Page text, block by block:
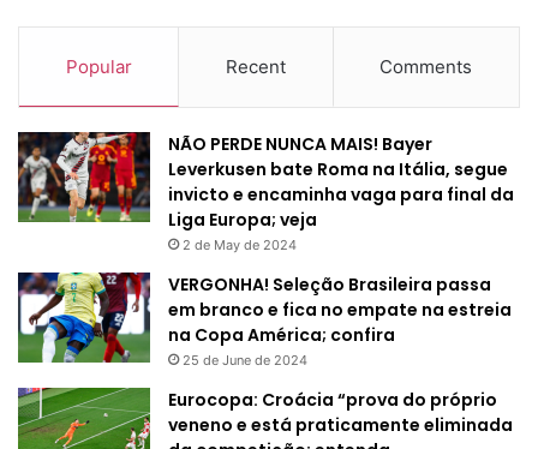
Popular Recent Comments
NÃO PERDE NUNCA MAIS! Bayer
Leverkusen bate Roma na Itália, segue
invicto e encaminha vaga para final da
Liga Europa; veja
2 de May de 2024
VERGONHA! Seleção Brasileira passa
em branco e fica no empate na estreia
na Copa América; confira
25 de June de 2024
Eurocopa: Croácia “prova do próprio
veneno e está praticamente eliminada